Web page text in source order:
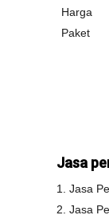
Harga
Paket
Jasa
1. Jasa
2. Jasa